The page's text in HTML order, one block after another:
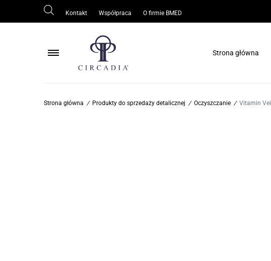
Kontakt Współpraca O firmie BMED
Strona główna
Strona główna / Produkty do sprzedaży detalicznej / Oczyszczanie / Vitamin